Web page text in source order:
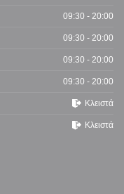
09:30 - 20:00
09:30 - 20:00
09:30 - 20:00
09:30 - 20:00
Κλειστά
Κλειστά